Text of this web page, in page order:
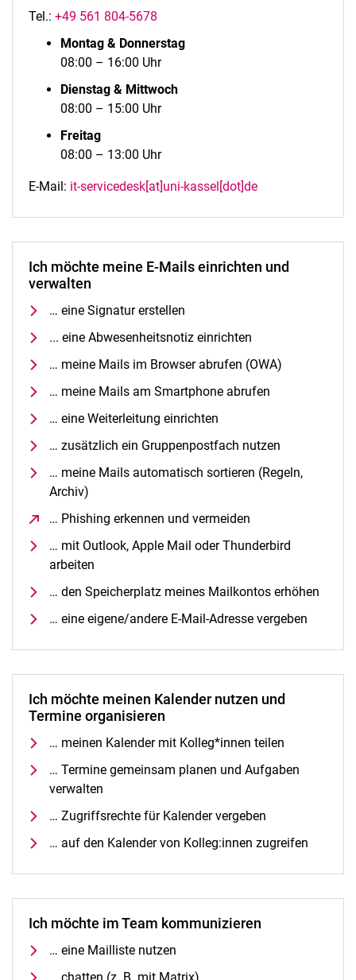
Tel.: +49 561 804‑5678
Montag & Donnerstag
08:00 – 16:00 Uhr
Dienstag & Mittwoch
08:00 – 15:00 Uhr
Freitag
08:00 – 13:00 Uhr
E-Mail: it-servicedesk[at]uni-kassel[dot]de
Ich möchte meine E-Mails einrichten und
verwalten
… eine Signatur erstellen
... eine Abwesenheitsnotiz einrichten
… meine Mails im Browser abrufen (OWA)
… meine Mails am Smartphone abrufen
… eine Weiterleitung einrichten
… zusätzlich ein Gruppenpostfach nutzen
… meine Mails automatisch sortieren (Regeln,
Archiv)
… Phishing erkennen und vermeiden
… mit Outlook, Apple Mail oder Thunderbird
arbeiten
… den Speicherplatz meines Mailkontos erhöhen
… eine eigene/andere E-Mail-Adresse vergeben
Ich möchte meinen Kalender nutzen und
Termine organisieren
… meinen Kalender mit Kolleg*innen teilen
… Termine gemeinsam planen und Aufgaben
verwalten
… Zugriffsrechte für Kalender vergeben
… auf den Kalender von Kolleg:innen zugreifen
Ich möchte im Team kommunizieren
… eine Mailliste nutzen